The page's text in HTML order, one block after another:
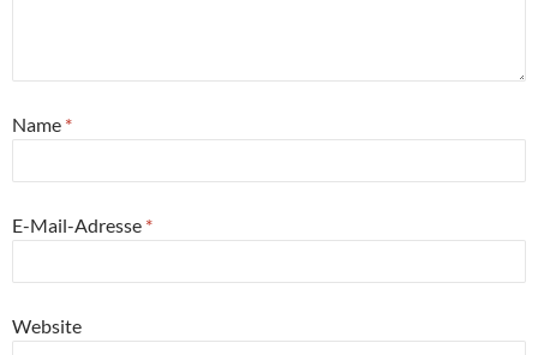
Name *
E-Mail-Adresse *
Website